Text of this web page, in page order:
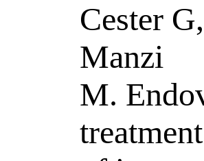
Cester G,
Manzi
M.
treatment